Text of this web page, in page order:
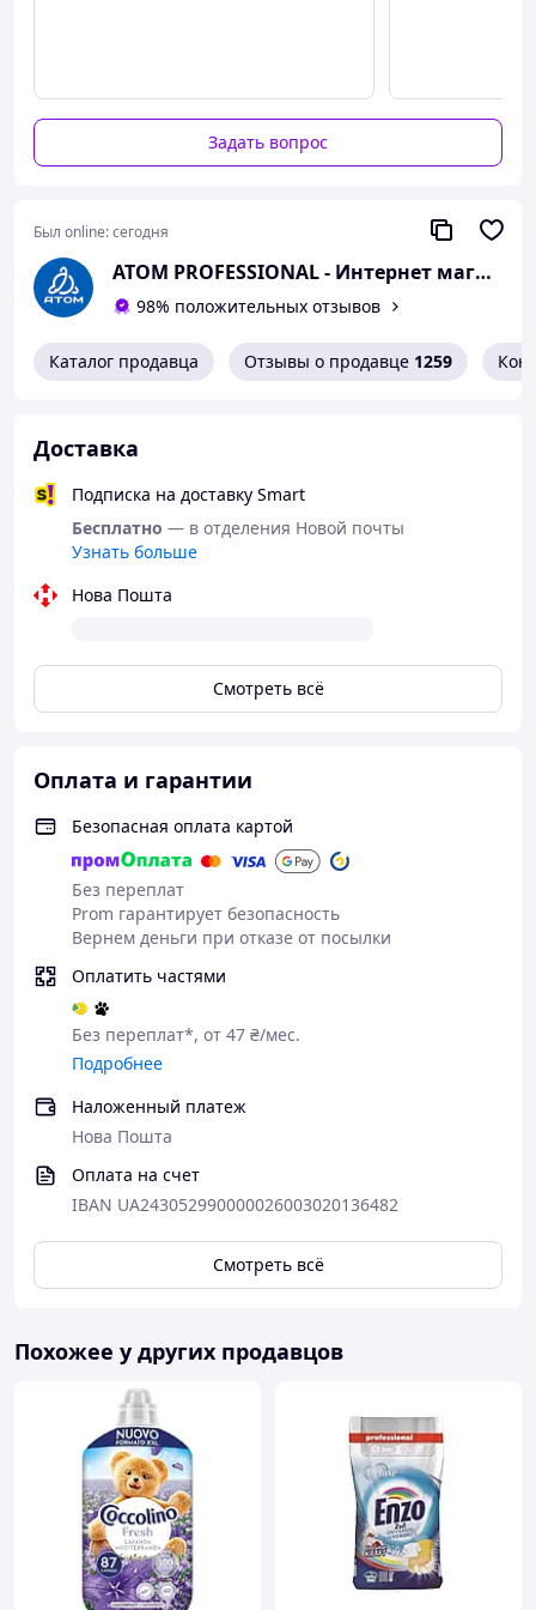
Задать вопрос
Был online:сегодня
ATOM PROFESSIONAL - Интернет магазин автохимии
98% положительных отзывов
Каталог продавца Отзывы о продавце 1259
Доставка
Подписка на доставку Smart
Бесплатно — в отделения Новой почты
Узнать больше
Нова Пошта
Смотреть всё
Оплата и гарантии
Безопасная оплата картой
Без переплат
Prom гарантирует безопасность
Вернем деньги при отказе от посылки
Оплатить частями
Без переплат*, от 47 ₴/мес.
Подробнее
Наложенный платеж
Нова Пошта
Оплата на счет
IBAN UA243052990000026003020136482
Смотреть всё
Похожее у других продавцов